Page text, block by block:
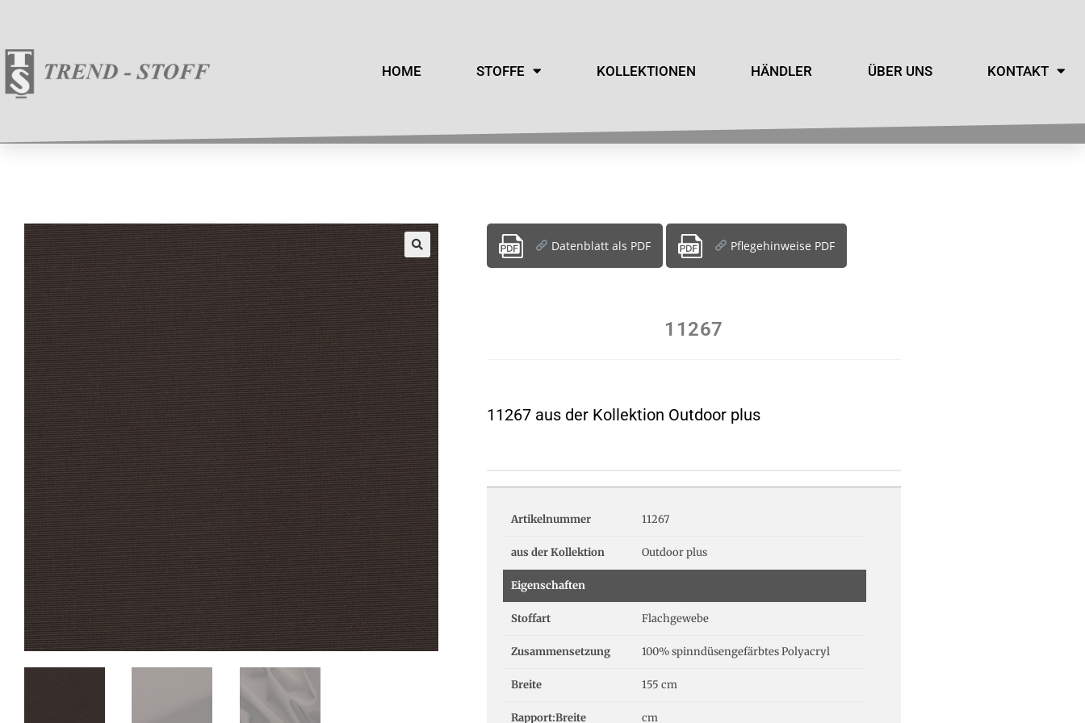
HOME STOFFE KOLLEKTIONEN HÄNDLER ÜBER UNS KONTAKT
Datenblatt als PDF Pflegehinweise PDF
11267
11267 aus der Kollektion Outdoor plus
Artikelnummer 11267
aus der Kollektion Outdoor plus
Eigenschaften
Stoffart Flachgewebe
Zusammensetzung 100% spinndüsengefärbtes Polyacryl
Breite 155 cm
Rapport:Breite cm